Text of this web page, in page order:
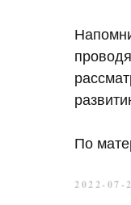
По
2022-07-